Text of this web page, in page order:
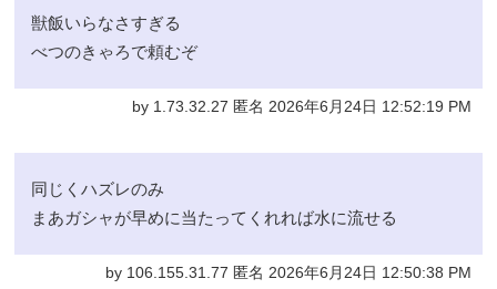
獣飯いらなさすぎる
べつのきゃろで頼むぞ
by 1.73.32.27 匿名 2026年6月24日 12:52:19 PM
同じくハズレのみ
まあガシャが早めに当たってくれれば水に流せる
by 106.155.31.77 匿名 2026年6月24日 12:50:38 PM